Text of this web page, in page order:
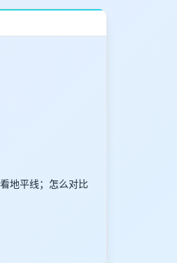
地平线；怎么对比